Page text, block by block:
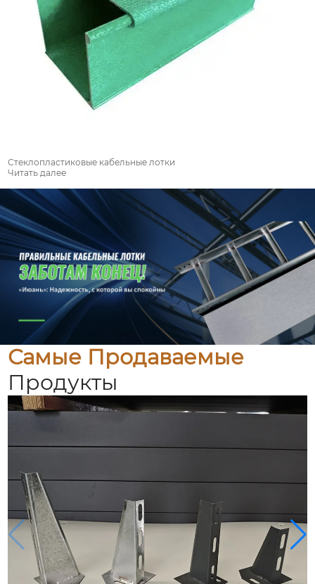
Стеклопластиковые кабельные лотки
Читать далее
Самые Продаваемые
Продукты